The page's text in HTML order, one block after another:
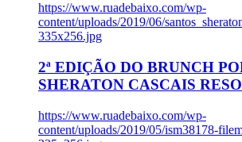
https://www.ruadebaixo.com/wp-
content/uploads/2019/06/
335x256.jpg
2ª EDIÇÃO DO BRUNCH
SHERATON CASCAIS
https://www.ruadebaixo.com/wp-
content/uploads/2019/05/ism38178-